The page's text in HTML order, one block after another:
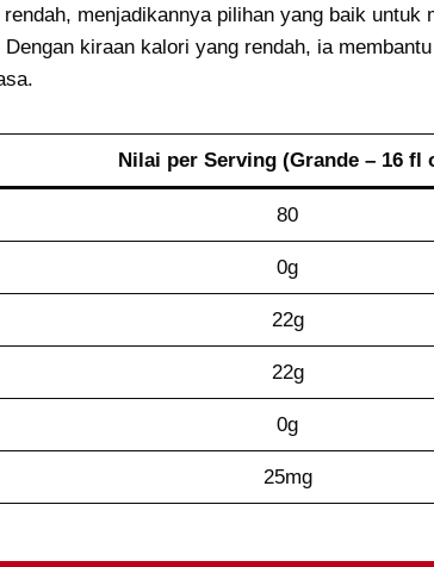
menjadikannya pilihan yang baik untuk
kiraan kalori yang rendah, ia
Nilai per Serving (Grande – 16 fl
80
0g
22g
22g
0g
25mg